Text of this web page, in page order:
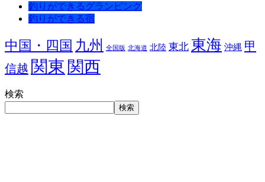
釣りができるグランピング
釣りができる宿
中国・四国 九州 全国版 北海道 北陸 東北 東海 沖縄 甲
信越 関東 関西
検索
検索